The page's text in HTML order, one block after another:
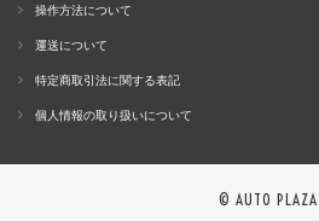
操作方法について
運送について
特定商取引法に関する表記
個人情報の取り扱いについて
© AUTO PLAZA.